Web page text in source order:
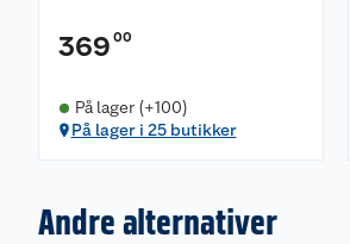
369 00
På lager (+100)
På lager i 25 butikker
Andre alternativer